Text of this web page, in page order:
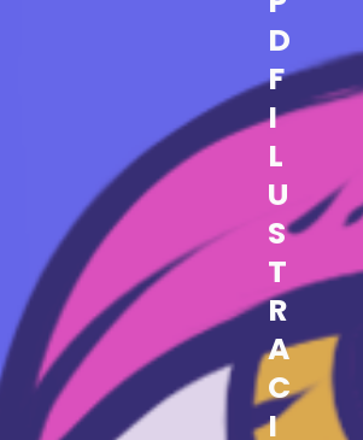
D
F
I
L
U
S
T
R
A
C
I